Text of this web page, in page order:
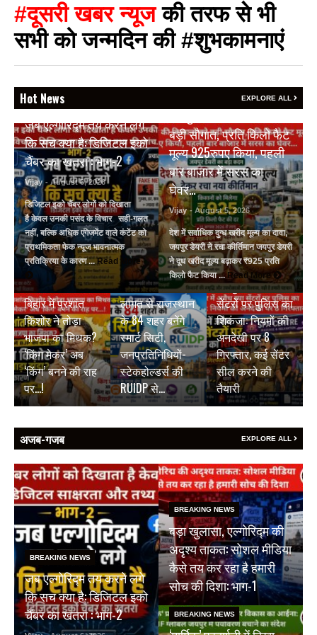
#दूसरी खबर न्यूजकी तरफ से भी
सभी को जन्मदिन की #शुभकामनाएं
Hot News EXPLORE ALL
BREAKING NEWS
जब एल्गोरिद्म तय करने लगे
कि सच क्या है: डिजिटल इको
चैंबर का खतरा : भाग-2
Vijay - August 6, 2026
डिजिटल इको चैंबर लोगों को दिखाता
है केवल उनकी पसंद के विचार सही-गलत
नहीं, बल्कि अधिक एंगेजमेंट वाले कंटेंट को
प्राथमिकता फेक न्यूज भावनात्मक
प्रतिक्रिया के कारण ... Read More
बड़ी सौगात, प्रति किलो फैट
मूल्य 925रुपए किया, पहली
बार बाजार में सरस का
घेवर…
Vijay - August 5, 2026
देश में सर्वाधिक दुग्ध खरीद मूल्य का दावा,
जयपुर डेयरी ने रचा कीर्तिमान जयपुर डेयरी
ने दूध खरीद मूल्य बढ़ाकर ₹925 प्रति
किलो फैट किया ... Read More
BREAKING NEWS
बिहार में प्रशांत
किशोर ने तोड़ा
भाजपा का मिथक?
‘किंग मेकर’ अब
‘किंग’ बनने की राह
पर…!
BREAKING NEWS
₹9500 करोड़ की
लागत से राजस्थान
के 84 शहर बनेंगे
स्मार्ट सिटी,
जनप्रतिनिधियों-
स्टेकहोल्डर्स की
RUIDP से…
BREAKING NEWS
जयपुर में अवैध स्पा
सेंटरों पर पुलिस का
शिकंजा: नियमों की
अनदेखी पर 8
गिरफ्तार, कई सेंटर
सील करने की
तैयारी
अजब-गजब EXPLORE ALL
BREAKING NEWS
जब एल्गोरिद्म तय करने लगे
कि सच क्या है: डिजिटल इको
चैंबर का खतरा : भाग-2
BREAKING NEWS
बड़ा खुलासा, एल्गोरिद्म की
अदृश्य ताकत: सोशल मीडिया
कैसे तय कर रहा है हमारी
सोच की दिशा: भाग-1
BREAKING NEWS